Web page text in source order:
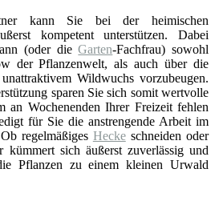
kann Sie bei der heimischen
kompetent unterstützen. Dabei
(oder dieGarten-Fachfrau) sowohl
der Pflanzenwelt, als auch über die
Wildwuchs vorzubeugen.
sparen Sie sich somit wertvolle
an Wochenenden Ihrer Freizeit fehlen
für Sie die anstrengende Arbeit im
regelmäßiges Heckeschneiden oder
kümmert sich äußerst zuverlässig und
Pflanzen zu einem kleinen Urwald